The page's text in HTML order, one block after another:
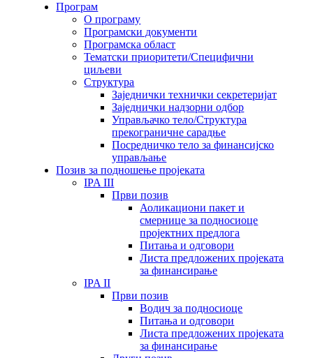
Програм
О програму
Програмски документи
Програмска област
Тематски приоритети/Специфични
циљеви
Структура
Заједнички технички секретеријат
Заједнички надзорни одбор
Управљачко тело/Структура
прекограничне сарадње
Посредничко тело за финансијско
управљање
Позив за подношење пројеката
IPA III
Први позив
Аоликациони пакет и
смернице за подносиоце
пројектних предлога
Питања и одговори
Листа предложених пројеката
за финансирање
IPA II
Први позив
Водич за подносиоце
Питања и одговори
Листа предложених пројеката
за финансирање